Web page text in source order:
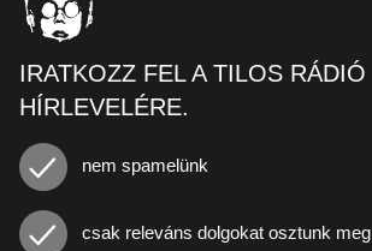
IRATKOZZ FEL A TILOS RÁDIÓ
HÍRLEVELÉRE.
nem spamelünk
csak releváns dolgokat osztunk meg